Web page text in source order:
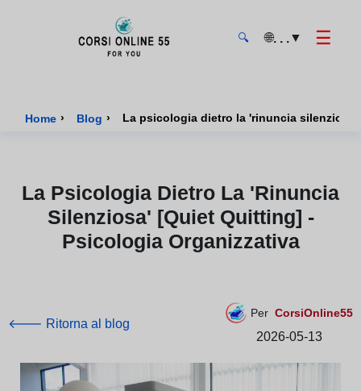
🔍 🌐. . .▼ ☰
Home › Blog › La psicologia dietro la 'rinuncia
La Psicologia Dietro La 'rinuncia
Silenziosa' [quiet Quitting] -
Psicologia Organizzativa
🡐 Ritorna al blog
Per CorsiOnline55
2026-05-13